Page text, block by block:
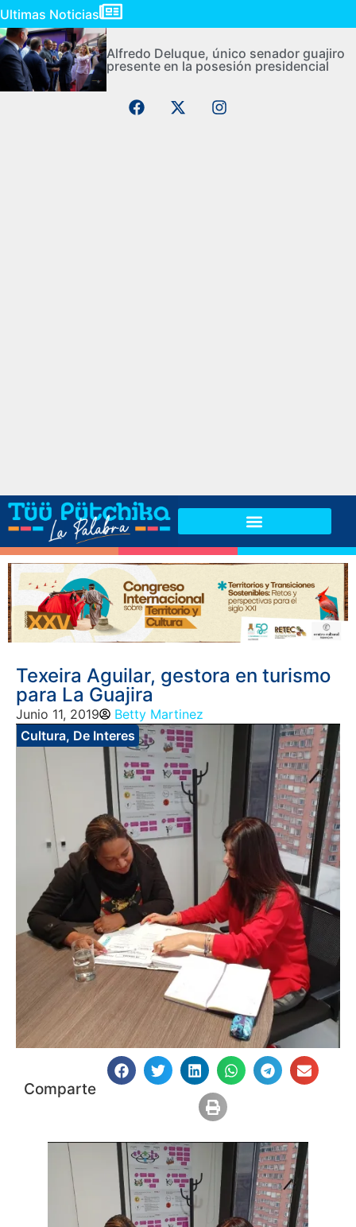
Ultimas Noticias
Alfredo Deluque, único senador guajiro
presente en la posesión presidencial
Texeira Aguilar, gestora en turismo
para La Guajira
Junio 11, 2019
Betty Martinez
Cultura, De Interes
Comparte